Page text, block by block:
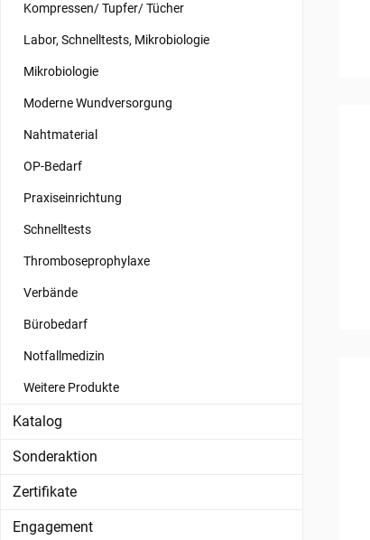
Kompressen/ Tupfer/ Tücher
Labor, Schnelltests, Mikrobiologie
Mikrobiologie
Moderne Wundversorgung
Nahtmaterial
OP-Bedarf
Praxiseinrichtung
Schnelltests
Thromboseprophylaxe
Verbände
Bürobedarf
Notfallmedizin
Weitere Produkte
Katalog
Sonderaktion
Zertifikate
Engagement